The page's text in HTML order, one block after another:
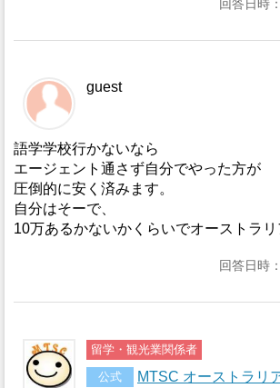
回答日時
guest
語学学校行かないなら
エージェント通さず自分でやった方が
圧倒的に安く済みます。
自分はそーで、
10万あるかないかくらいでオーストラリ
回答日時
留学・観光業関係者
公式
MTSC オーストラリ